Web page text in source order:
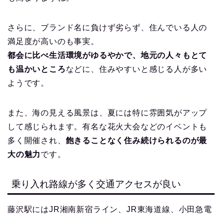
さらに、ブランド名に負けず劣らず、住んでいる人の
満足度が高いのも事実。
都会に比べ生活環境がゆるやかで、地元の人々もとて
も温かいところなどに、住みやすいと感じる人が多い
ようです。
また、海の見える風景は、夏には特に雰囲気がアップ
して感じられます。有名な花火大会などのイベントも
多く開催され、 飽きることなく住み続けられるのが最
大の魅力です。
乗り入れ路線が多く交通アクセスが良い
藤沢駅にはJR湘南新宿ライン、JR東海道線、小田急電